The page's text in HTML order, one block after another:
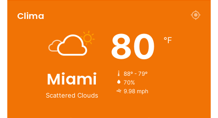
Clima
Miami
Scattered Clouds
80 ℉
88º - 79º
70%
9.98 mph